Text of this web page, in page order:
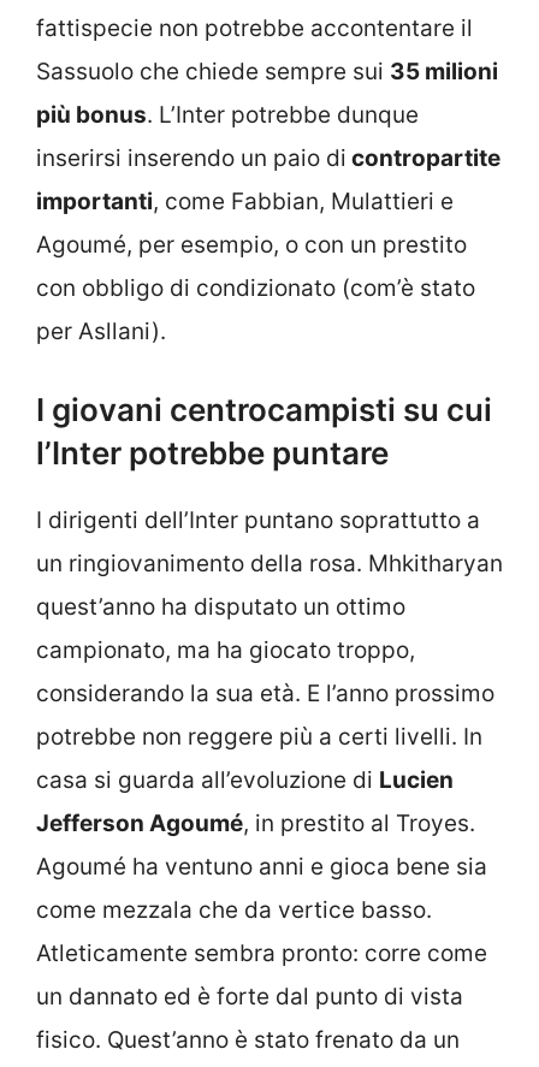
fattispecie non potrebbe accontentare il
Sassuolo che chiede sempre sui 35 milioni
più bonus. L’Inter potrebbe dunque
inserirsi inserendo un paio di contropartite
importanti, come Fabbian, Mulattieri e
Agoumé, per esempio, o con un prestito
con obbligo di condizionato (com’è stato
per Asllani).
I giovani centrocampisti su cui
l’Inter potrebbe puntare
I dirigenti dell’Inter puntano soprattutto a
un ringiovanimento della rosa. Mhkitharyan
quest’anno ha disputato un ottimo
campionato, ma ha giocato troppo,
considerando la sua età. E l’anno prossimo
potrebbe non reggere più a certi livelli. In
casa si guarda all’evoluzione di Lucien
Jefferson Agoumé, in prestito al Troyes.
Agoumé ha ventuno anni e gioca bene sia
come mezzala che da vertice basso.
Atleticamente sembra pronto: corre come
un dannato ed è forte dal punto di vista
fisico. Quest’anno è stato frenato da un